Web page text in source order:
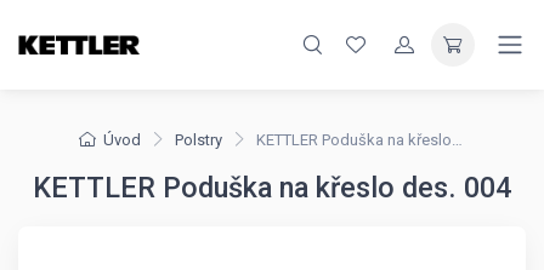
Úvod Polstry KETTLER Poduška na křeslo des. 004
KETTLER Poduška na křeslo des. 004